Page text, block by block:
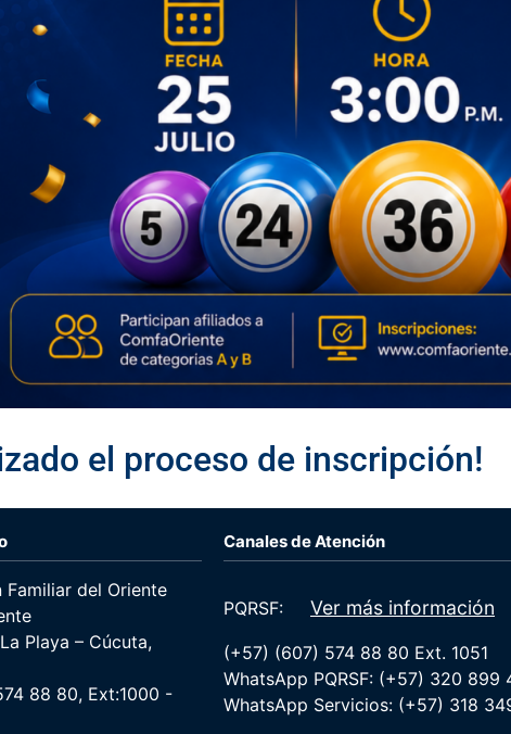
el proceso de inscripción!
Familiar del Oriente
Playa – Cúcuta,
88 80, Ext:1000 -
Canales de Atención
PQRSF: Ver más información
(+57) (607) 574 88 80 Ext. 1051
WhatsApp PQRSF: (+57) 320 899
WhatsApp Servicios: (+57) 318